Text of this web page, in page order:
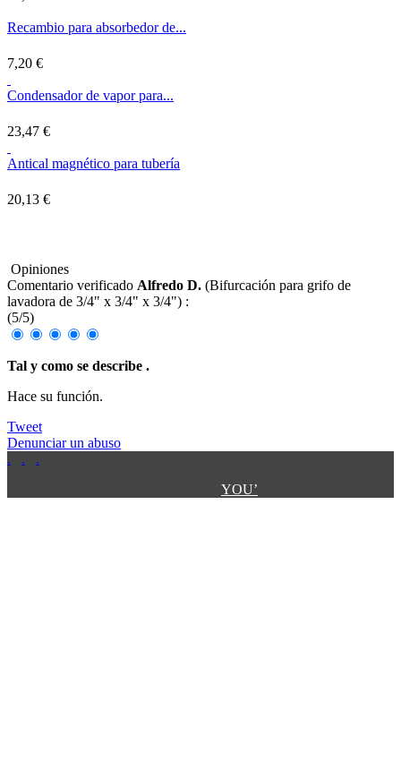
Recambio para absorbedor de...
7,20 €
Condensador de vapor para...
23,47 €
Antical magnético para tubería
20,13 €
Opiniones
Comentario verificado Alfredo D. (Bifurcación para grifo de
lavadora de 3/4" x 3/4" x 3/4") :
(5/5)
Tal y como se describe .
Hace su función.
Tweet
Denunciar un abuso
.
.
.
YOU’